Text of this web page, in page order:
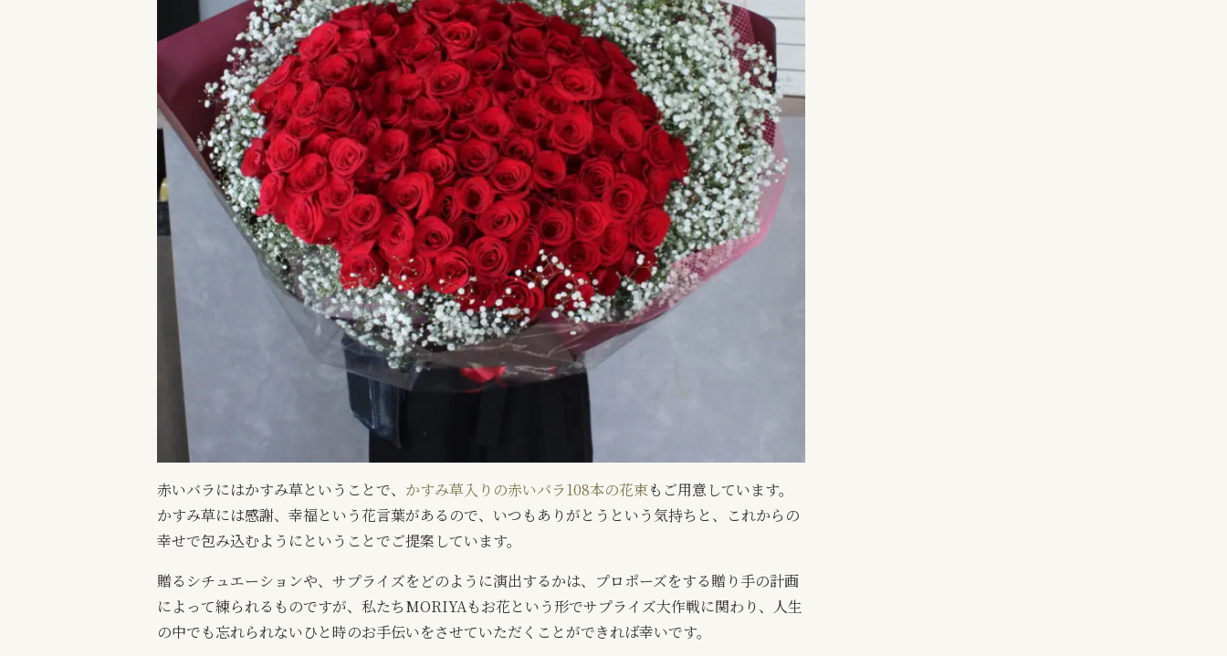
赤いバラにはかすみ草ということで、 かすみ草入りの赤いバラ108本の花束もご用意しています。
かすみ草には感謝、幸福という花言葉があるので、いつもありがとうという気持ちと、これからの
幸せで包み込むようにということでご提案しています。
贈るシチュエーションや、サプライズをどのように演出するかは、プロポーズをする贈り手の計画
によって練られるものですが、私たちMORIYAもお花という形でサプライズ大作戦に関わり、人生
の中でも忘れられないひと時のお手伝いをさせていただくことができれば幸いです。